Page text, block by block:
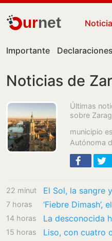
urnet
Importante Declaraciones
Noticias de
Últimas
sobre
municipio
Autónoma
22 minutos
7 horas
14 horas
15 horas